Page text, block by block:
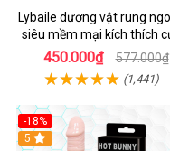
Lybaile dương vật rung
siêu mềm mại kích thích
mạnh
450.000₫ 577.000₫
(1,441)
-18%
Hot
5